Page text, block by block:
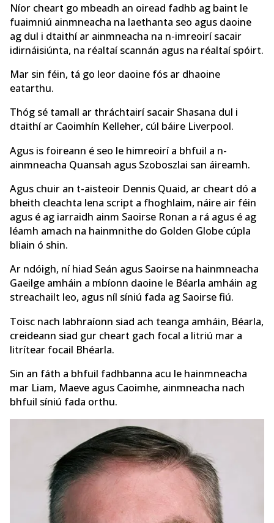
Níor cheart go mbeadh an oiread fadhb ag baint le
fuaimniú ainmneacha na laethanta seo agus daoine
ag dul i dtaithí ar ainmneacha na n-imreoirí sacair
idirnáisiúnta, na réaltaí scannán agus na réaltaí spóirt.
Mar sin féin, tá go leor daoine fós ar dhaoine
eatarthu.
Thóg sé tamall ar thráchtairí sacair Shasana dul i
dtaithí ar Caoimhín Kelleher, cúl báire Liverpool.
Agus is foireann é seo le himreoirí a bhfuil a n-
ainmneacha Quansah agus Szoboszlai san áireamh.
Agus chuir an t-aisteoir Dennis Quaid, ar cheart dó a
bheith cleachta lena script a fhoghlaim, náire air féin
agus é ag iarraidh ainm Saoirse Ronan a rá agus é ag
léamh amach na hainmnithe do Golden Globe cúpla
bliain ó shin.
Ar ndóigh, ní hiad Seán agus Saoirse na hainmneacha
Gaeilge amháin a mbíonn daoine le Béarla amháin ag
streachailt leo, agus níl síniú fada ag Saoirse fiú.
Toisc nach labhraíonn siad ach teanga amháin, Béarla,
creideann siad gur cheart gach focal a litriú mar a
litrítear focail Bhéarla.
Sin an fáth a bhfuil fadhbanna acu le hainmneacha
mar Liam, Maeve agus Caoimhe, ainmneacha nach
bhfuil síniú fada orthu.